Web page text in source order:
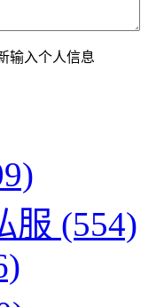
输入个人信息
服 (554)